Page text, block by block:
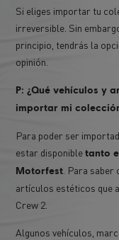
Si eliges importar tu
irreversible. Sin
principio, tendrás la
opinión.
P: ¿Qué vehículos y
importar mi
Para poder ser
estar disponibletanto
Motorfest . Para
artículos estéticos que
Crew 2.
Algunos vehículos,